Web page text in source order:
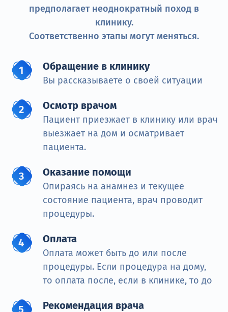
предполагает неоднократный поход в
клинику.
Соответственно этапы могут меняться.
Обращение в клинику
Вы рассказываете о своей ситуации
Осмотр врачом
Пациент приезжает в клинику или врач
выезжает на дом и осматривает
пациента.
Оказание помощи
Опираясь на анамнез и текущее
состояние пациента, врач проводит
процедуры.
Оплата
Оплата может быть до или после
процедуры. Если процедура на дому,
то оплата после, если в клинике, то до
Рекомендация врача